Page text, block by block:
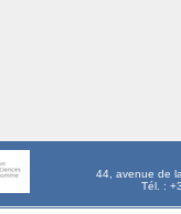
44, avenue de
Tél. :